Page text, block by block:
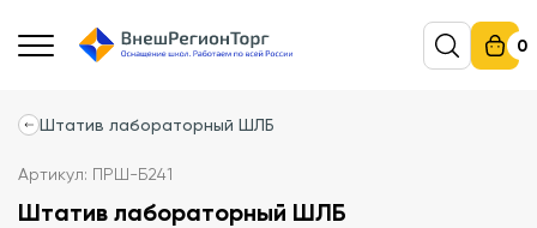
0
Штатив лабораторный ШЛБ
Артикул: ПРШ-Б241
Штатив лабораторный ШЛБ